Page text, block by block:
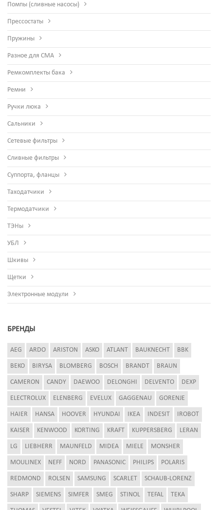
Помпы (сливные насосы)
Прессостаты
Пружины
Разное для СМА
Ремкомплекты бака
Ремни
Ручки люка
Сальники
Сетевые фильтры
Сливные фильтры
Суппорта, фланцы
Таходатчики
Термодатчики
ТЭНы
УБЛ
Шкивы
Щетки
Электронные модули
БРЕНДЫ
AEG ARDO ARISTON ASKO ATLANT BAUKNECHT BBK
BEKO BIRYSA BLOMBERG BOSCH BRANDT BRAUN
CAMERON CANDY DAEWOO DELONGHI DELVENTO DEXP
ELECTROLUX ELENBERG EVELUX GAGGENAU GORENJE
HAIER HANSA HOOVER HYUNDAI IKEA INDESIT IROBOT
KAISER KENWOOD KORTING KRAFT KUPPERSBERG LERAN
LG LIEBHERR MAUNFELD MIDEA MIELE MONSHER
MOULINEX NEFF NORD PANASONIC PHILIPS POLARIS
REDMOND ROLSEN SAMSUNG SCARLET SCHAUB-LORENZ
SHARP SIEMENS SIMFER SMEG STINOL TEFAL TEKA